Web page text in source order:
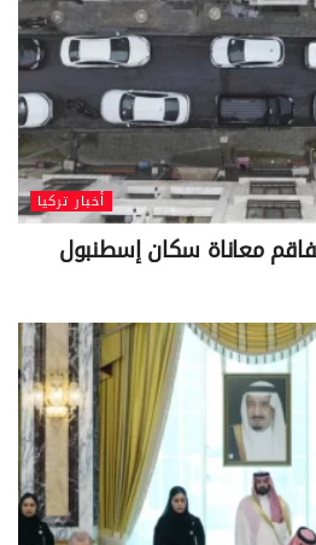
أخبار تركيا
معاناة سكان إسطنبول